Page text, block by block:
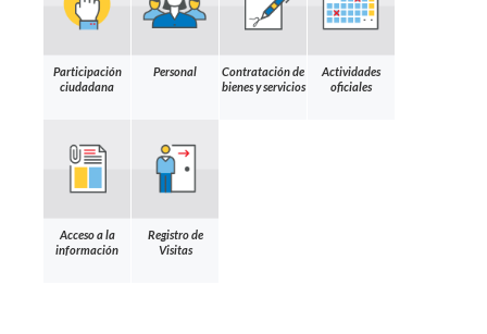
Participación
ciudadana
Personal
Contratación de
bienes y servicios
Actividades
oficiales
Acceso a la
información
Registro de
Visitas